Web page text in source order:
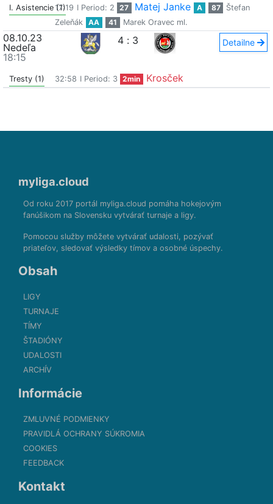
I. Asistencie (1)
17:19 I Period: 2 27 Matej Janke A 87
Štefan
Zeleňák
AA 41 Marek Oravec ml.
08.10.23
Nedeľa
18:15
4 : 3 Detailne
Tresty (1) 32:58 I Period: 3 2min Krosček
myliga.cloud
Od roku 2017 portál myliga.cloud pomáha hokejovým
fanúšikom na Slovensku vytvárať turnaje a ligy.
Pomocou služby môžete vytvárať udalosti, pozývať
priateľov, sledovať výsledky tímov a osobné úspechy.
Obsah
LIGY
TURNAJE
TÍMY
ŠTADIÓNY
UDALOSTI
ARCHÍV
Informácie
ZMLUVNÉ PODMIENKY
PRAVIDLÁ OCHRANY SÚKROMIA
COOKIES
FEEDBACK
Kontakt